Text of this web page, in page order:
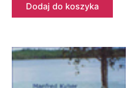
Dodaj do koszyka